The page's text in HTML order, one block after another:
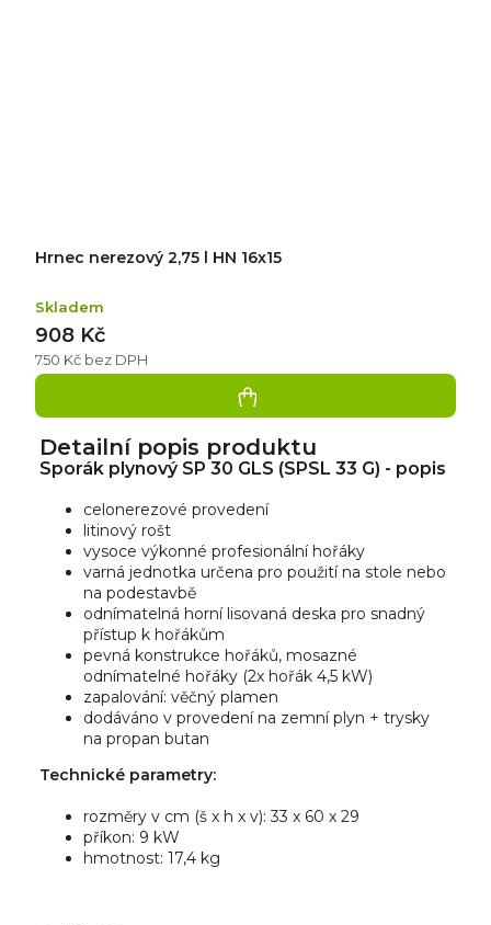
Hrnec nerezový 2,75 l HN 16x15
Skladem
750 Kč bez DPH
908 Kč
Detailní popis produktu
Sporák plynový SP 30 GLS (SPSL 33 G) - popis
celonerezové provedení
litinový rošt
vysoce výkonné profesionální hořáky
varná jednotka určena pro použití na stole nebo
na podestavbě
odnímatelná horní lisovaná deska pro snadný
přístup k hořákům
pevná konstrukce hořáků, mosazné
odnímatelné hořáky (2x hořák 4,5 kW)
zapalování: věčný plamen
dodáváno v provedení na zemní plyn + trysky
na propan butan
Technické parametry:
rozměry v cm (š x h x v): 33 x 60 x 29
příkon: 9 kW
hmotnost: 17,4 kg